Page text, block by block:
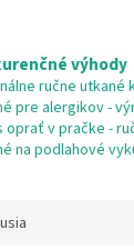
výhody
ručne utkané
pre alergikov -
oprať v pračke -
na podlahové